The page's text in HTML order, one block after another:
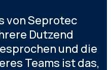
von Seprotec
Dutzend
und die
Teams ist das,